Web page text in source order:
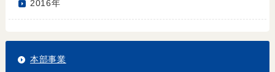
2016年
本部事業